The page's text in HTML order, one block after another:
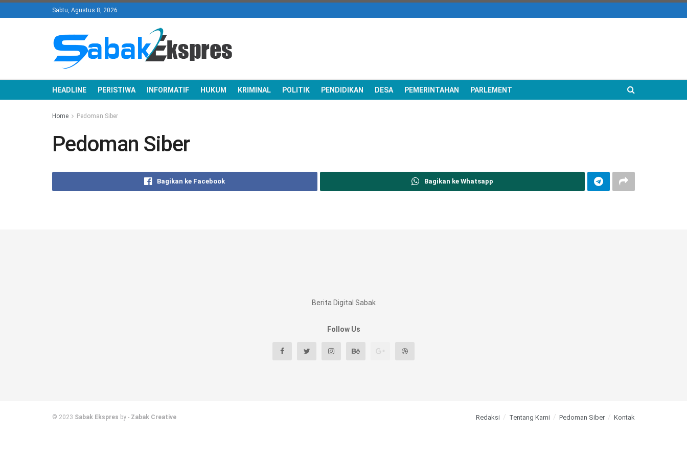
Sabtu, Agustus 8, 2026
HEADLINE PERISTIWA INFORMATIF HUKUM KRIMINAL POLITIK PENDIDIKAN DESA PEMERINTAHAN PARLEMENT
Home Pedoman Siber
Pedoman Siber
Bagikan ke Facebook Bagikan ke Whatsapp
Berita Digital Sabak
Follow Us
Redaksi Tentang Kami Pedoman Siber Kontak
© 2023 Sabak Ekspres by - Zabak Creative